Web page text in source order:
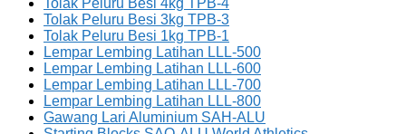
Tolak Peluru Besi 4kg TPB-4
Tolak Peluru Besi 3kg TPB-3
Tolak Peluru Besi 1kg TPB-1
Lempar Lembing Latihan LLL-500
Lempar Lembing Latihan LLL-600
Lempar Lembing Latihan LLL-700
Lempar Lembing Latihan LLL-800
Gawang Lari Aluminium SAH-ALU